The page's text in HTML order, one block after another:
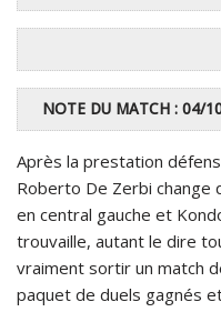
NOTE DU MATCH : 04/
Après la prestation
Roberto De Zerbi change
en central gauche et
trouvaille, autant le dire
vraiment sortir un match
paquet de duels gagnés